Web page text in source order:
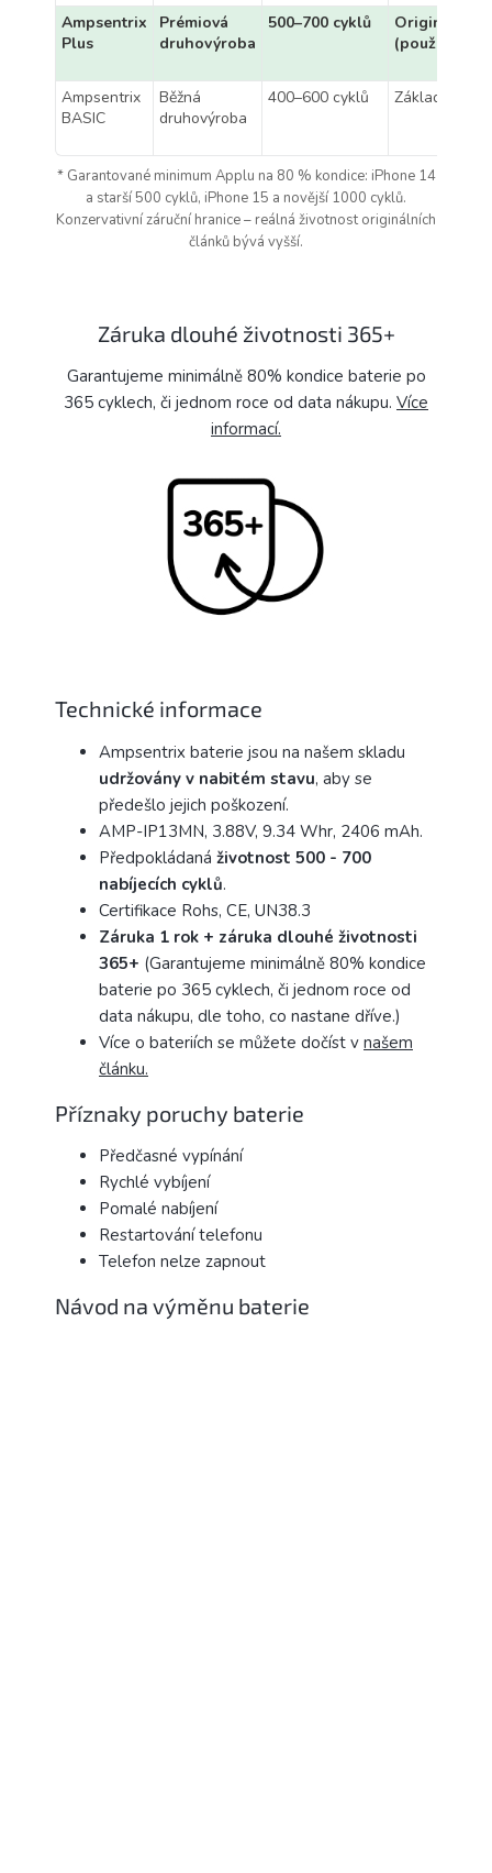
Ampsentrix
Plus
Prémiová
druhovýroba
500–700 cyklů
Originální
(použitá)
Ampsentrix
BASIC
Běžná
druhovýroba
400–600 cyklů Základní
* Garantované minimum Applu na 80 % kondice: iPhone 14
a starší 500 cyklů, iPhone 15 a novější 1000 cyklů.
Konzervativní záruční hranice – reálná životnost originálních
článků bývá vyšší.
Záruka dlouhé životnosti 365+
Garantujeme minimálně 80% kondice baterie po
365 cyklech, či jednom roce od data nákupu. Více
informací.
Technické informace
Ampsentrix baterie jsou na našem skladu
udržovány v nabitém stavu, aby se
předešlo jejich poškození.
AMP-IP13MN, 3.88V, 9.34 Whr, 2406 mAh.
Předpokládaná životnost 500 - 700
nabíjecích cyklů.
Certifikace Rohs, CE, UN38.3
Záruka 1 rok + záruka dlouhé životnosti
365+ (Garantujeme minimálně 80% kondice
baterie po 365 cyklech, či jednom roce od
data nákupu, dle toho, co nastane dříve.)
Více o bateriích se můžete dočíst v našem
článku.
Příznaky poruchy baterie
Předčasné vypínání
Rychlé vybíjení
Pomalé nabíjení
Restartování telefonu
Telefon nelze zapnout
Návod na výměnu baterie